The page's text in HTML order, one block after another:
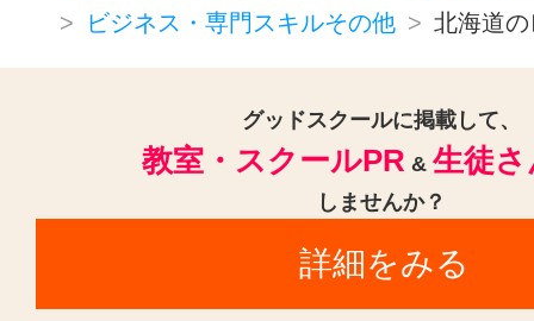
ビジネス・専門スキルその他
北海道
グッドスクールに掲載して、
教室・スクールPR & 生徒
しませんか？
詳細をみる